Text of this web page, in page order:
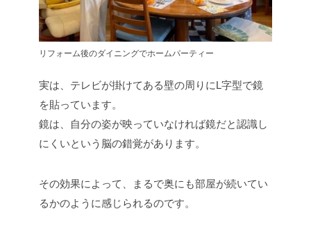
リフォーム後のダイニングでホームパーティー
実は、テレビが掛けてある壁の周りにL字型で鏡
を貼っています。
鏡は、自分の姿が映っていなければ鏡だと認識し
にくいという脳の錯覚があります。
その効果によって、まるで奥にも部屋が続いてい
るかのように感じられるのです。